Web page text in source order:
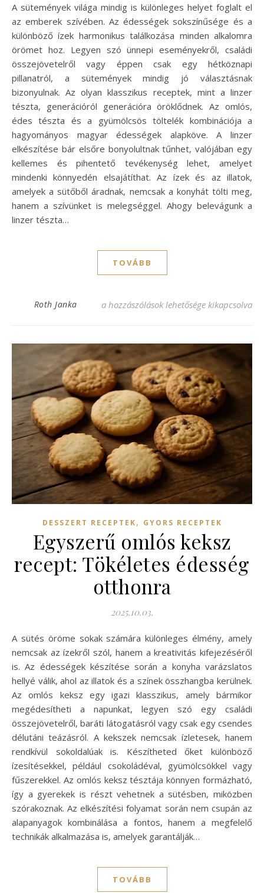
A sütemények világa mindig is különleges helyet foglalt el
az emberek szívében. Az édességek sokszínűsége és a
különböző ízek harmonikus találkozása minden alkalomra
örömet hoz. Legyen szó ünnepi eseményekről, családi
összejövetelről vagy éppen csak egy hétköznapi
pillanatról, a sütemények mindig jó választásnak
bizonyulnak. Az olyan klasszikus receptek, mint a linzer
tészta, generációról generációra öröklődnek. Az omlós,
édes tészta és a gyümölcsös töltelék kombinációja a
hagyományos magyar édességek alapköve. A linzer
elkészítése bár elsőre bonyolultnak tűnhet, valójában egy
kellemes és pihentető tevékenység lehet, amelyet
mindenki könnyedén elsajátíthat. Az ízek és az illatok,
amelyek a sütőből áradnak, nemcsak a konyhát tölti meg,
hanem a szívünket is melegséggel. Ahogy belevágunk a
linzer tészta…
TOVÁBB
Roth Janka Omlós linzer tészta recept, amit imádni
a hozzászólások lehetősége kikapcsolva
DESSZERT RECEPTEK, GYORS RECEPTEK
Egyszerű omlós keksz
recept: Tökéletes édesség
otthonra
2025.10.03.
A sütés öröme sokak számára különleges élmény, amely
nemcsak az ízekről szól, hanem a kreativitás kifejezéséről
is. Az édességek készítése során a konyha varázslatos
hellyé válik, ahol az illatok és a színek összhangba kerülnek.
Az omlós keksz egy igazi klasszikus, amely bármikor
megédesítheti a napunkat, legyen szó egy családi
összejövetelről, baráti látogatásról vagy csak egy csendes
délutáni teázásról. A kekszek nemcsak ízletesek, hanem
rendkívül sokoldalúak is. Készítheted őket különböző
ízesítésekkel, például csokoládéval, gyümölcsökkel vagy
fűszerekkel. Az omlós keksz tésztája könnyen formázható,
így a gyerekek is részt vehetnek a sütésben, miközben
szórakoznak. Az elkészítési folyamat során nem csupán az
alapanyagok kombinálása a fontos, hanem a megfelelő
technikák alkalmazása is, amelyek garantálják…
TOVÁBB